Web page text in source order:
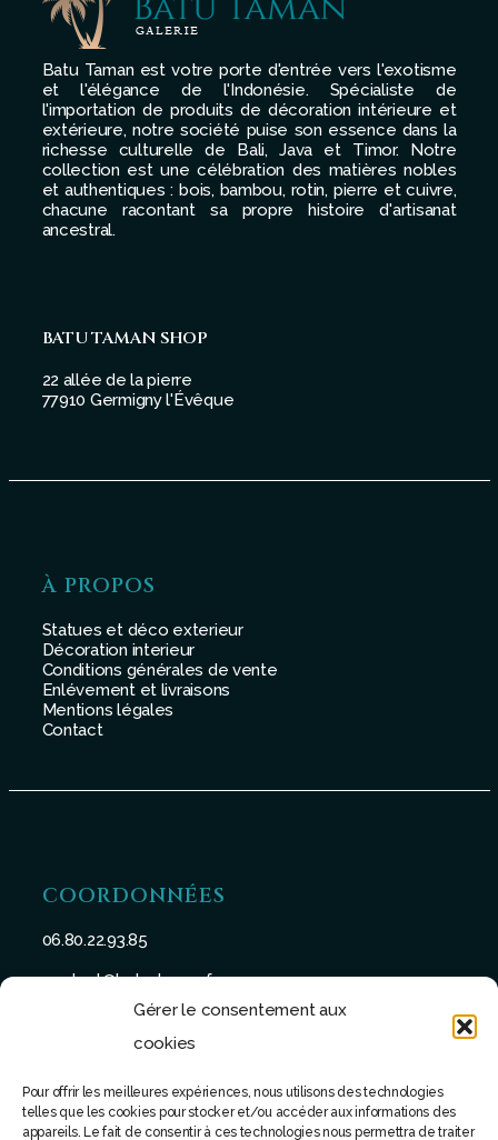
Gérer le consentement aux
cookies
Pour offrir les meilleures expériences, nous utilisons des technologies
telles que les cookies pour stocker et/ou accéder aux informations des
appareils. Le fait de consentir à ces technologies nous permettra de traiter
Batu Taman est votre porte d'entrée vers l'exotisme
et l'élégance de l'Indonésie. Spécialiste de
l'importation de produits de décoration intérieure et
extérieure, notre société puise son essence dans la
richesse culturelle de Bali, Java et Timor. Notre
collection est une célébration des matières nobles
et authentiques : bois, bambou, rotin, pierre et cuivre,
chacune racontant sa propre histoire d'artisanat
ancestral.
BATU TAMAN SHOP
22 allée de la pierre
77910 Germigny l'Évêque
À PROPOS
Statues et déco exterieur
Décoration interieur
Conditions générales de vente
Enlévement et livraisons
Mentions légales
Contact
COORDONNÉES
06.80.22.93.85
contact@batu-taman.fr
SUIVEZ-NOUS